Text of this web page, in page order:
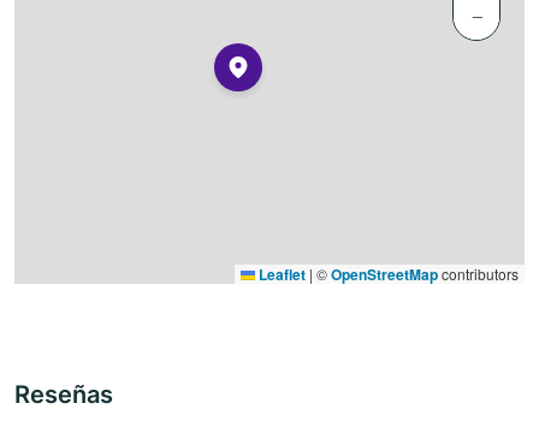
−
Leaflet | ©OpenStreetMapcontributors
Reseñas